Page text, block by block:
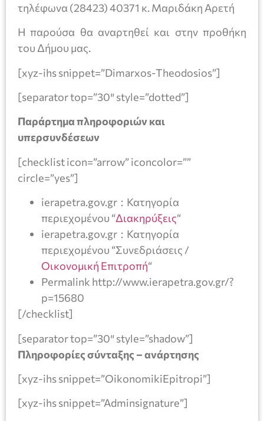
τηλέφωνα (28423) 40371 κ. Μαριδάκη Αρετή
Η παρούσα θα αναρτηθεί και στην προθήκη
του Δήμου μας.
[xyz-ihs snippet=”Dimarxos-Theodosios”]
[separator top=”30″ style=”dotted”]
Παράρτημα πληροφοριών και
υπερσυνδέσεων
[checklist icon=”arrow” iconcolor=””
circle=”yes”]
ierapetra.gov.gr : Κατηγορία
περιεχομένου “Διακηρύξεις“
ierapetra.gov.gr : Κατηγορία
περιεχομένου “Συνεδριάσεις /
Οικονομική Επιτροπή“
Permalink http://www.ierapetra.gov.gr/?
p=15680
[/checklist]
[separator top=”30″ style=”shadow”]
Πληροφορίες σύνταξης – ανάρτησης
[xyz-ihs snippet=”OikonomikiEpitropi”]
[xyz-ihs snippet=”Adminsignature”]